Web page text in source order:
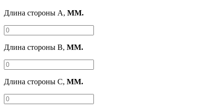
Длина стороны A, ММ.
Длина стороны B, ММ.
Длина стороны C, ММ.